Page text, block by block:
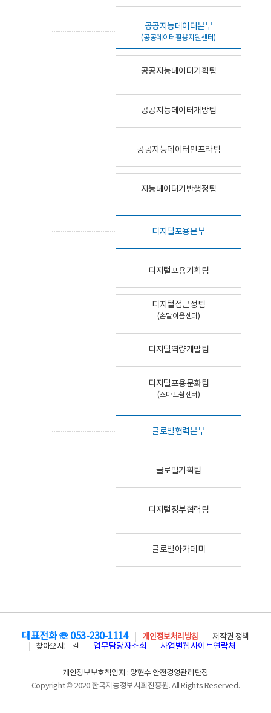
공공지능데이터본부
(공공데이터활용지원센터)
공공지능데이터기획팀
공공지능데이터개방팀
공공지능데이터인프라팀
지능데이터기반행정팀
디지털포용본부
디지털포용기획팀
디지털접근성팀
(손말이음센터)
디지털역량개발팀
디지털포용문화팀
(스마트쉼센터)
글로벌협력본부
글로벌기획팀
디지털정부협력팀
글로벌아카데미
대표전화 ☏ 053-230-1114 개인정보처리방침
저작권 정책
찾아오시는 길
업무담당자조회 사업별웹사이트연락처
개인정보보호책임자 : 양현수 안전경영관리단장
Copyright © 2020 한국지능정보사회진흥원. All Rights Reserved.